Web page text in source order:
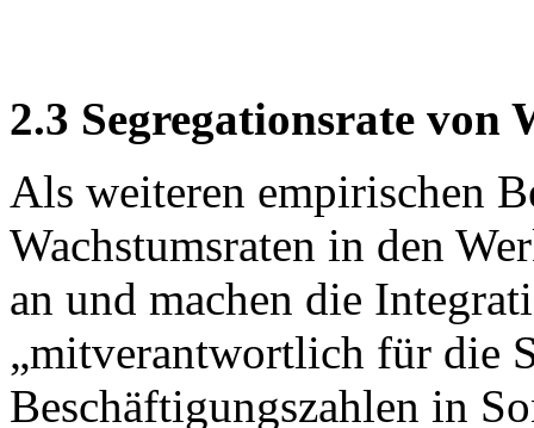
2.3 Segregationsrate von
Als weiteren empirischen
Wachstumsraten in den
an und machen die
„mitverantwortlich für die
Beschäftigungszahlen in